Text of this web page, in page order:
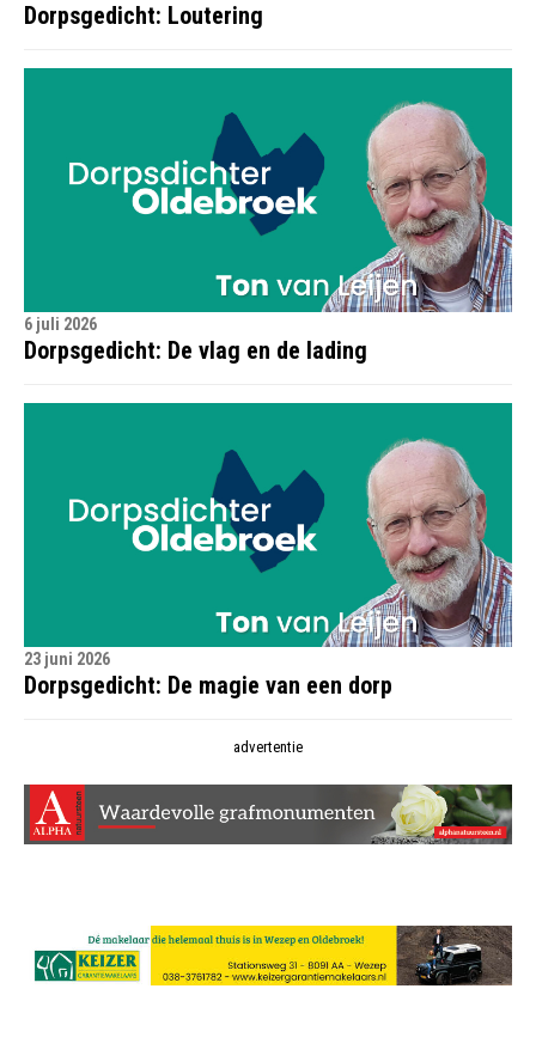
Dorpsgedicht: Loutering
6 juli 2026
Dorpsgedicht: De vlag en de lading
23 juni 2026
Dorpsgedicht: De magie van een dorp
advertentie